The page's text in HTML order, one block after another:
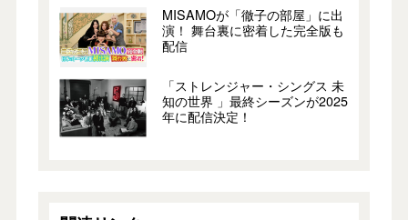
MISAMOが「徹子の部屋」に出
演！ 舞台裏に密着した完全版も
配信
「ストレンジャー・シングス 未
知の世界 」最終シーズンが2025
年に配信決定！